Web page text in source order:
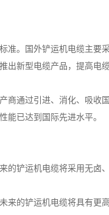
。国外铲运机电缆主
新型电缆产品，提高电
通过引进、消化、吸
能已达到国际先进水平。
铲运机电缆将采用无卤
的铲运机电缆将具有